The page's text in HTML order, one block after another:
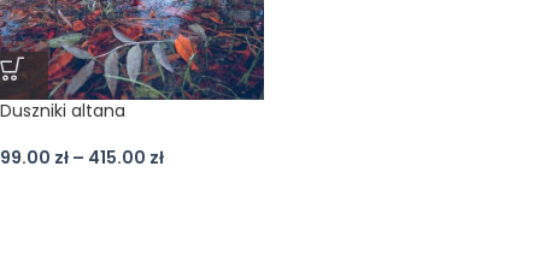
Duszniki altana
99.00 zł – 415.00 zł